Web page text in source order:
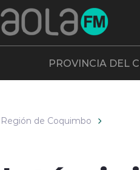
PROVINCIA DEL
Región de Coquimbo